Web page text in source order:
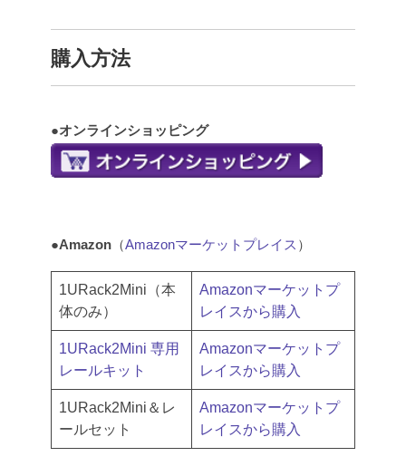
購入方法
●オンラインショッピング
●Amazon （Amazonマーケットプレイス ）
1URack2Mini（本
体のみ）
Amazonマーケットプ
レイスから購入
1URack2Mini 専用
レールキット
Amazonマーケットプ
レイスから購入
1URack2Mini＆レ
ールセット
Amazonマーケットプ
レイスから購入